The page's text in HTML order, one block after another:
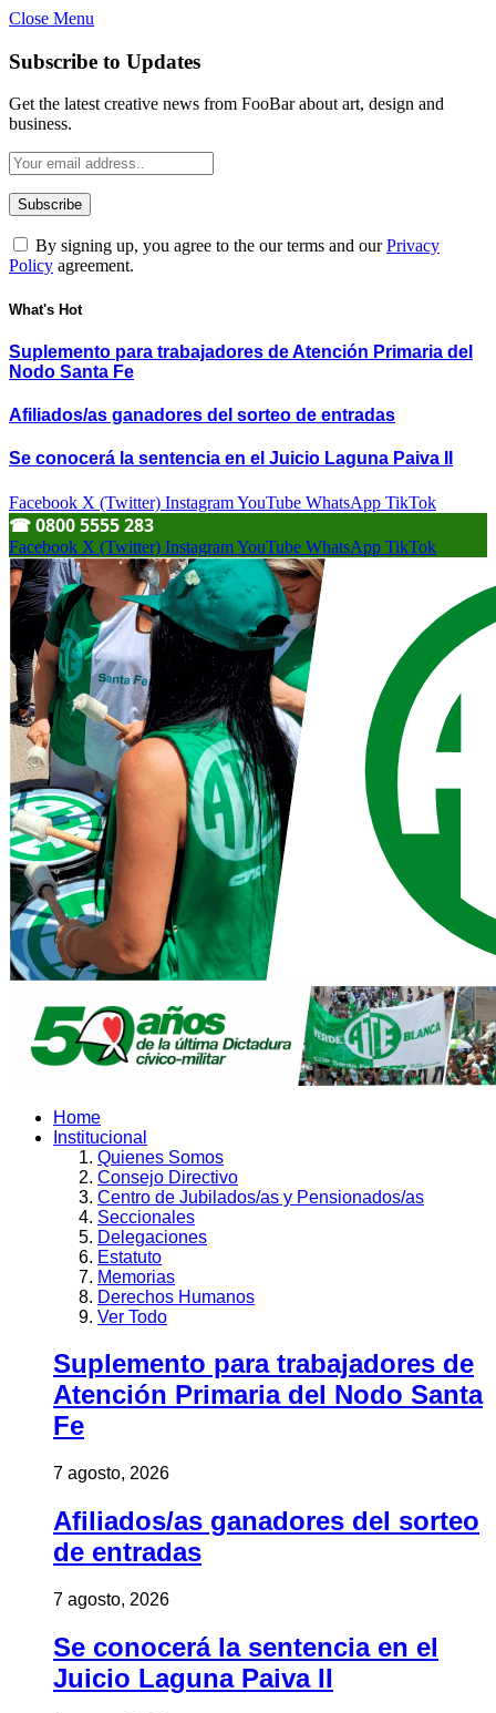
Close Menu
Subscribe to Updates
Get the latest creative news from FooBar about art, design and
business.
By signing up, you agree to the our terms and ourPrivacy
Policy agreement.
What's Hot
Suplemento para trabajadores de Atención Primaria del
Nodo Santa Fe
Afiliados/as ganadores del sorteo de entradas
Se conocerá la sentencia en el Juicio Laguna Paiva II
Facebook X (Twitter) InstagramYouTube WhatsApp TikTok
☎︎ 0800 5555 283
Facebook X (Twitter) InstagramYouTube WhatsApp TikTok
Home
Institucional
Quienes Somos
Consejo Directivo
Centro de Jubilados/as y Pensionados/as
Seccionales
Delegaciones
Estatuto
Memorias
Derechos Humanos
Ver Todo
Suplemento para trabajadores de
Atención Primaria del Nodo Santa
Fe
7 agosto, 2026
Afiliados/as ganadores del sorteo
de entradas
7 agosto, 2026
Se conocerá la sentencia en el
Juicio Laguna Paiva II